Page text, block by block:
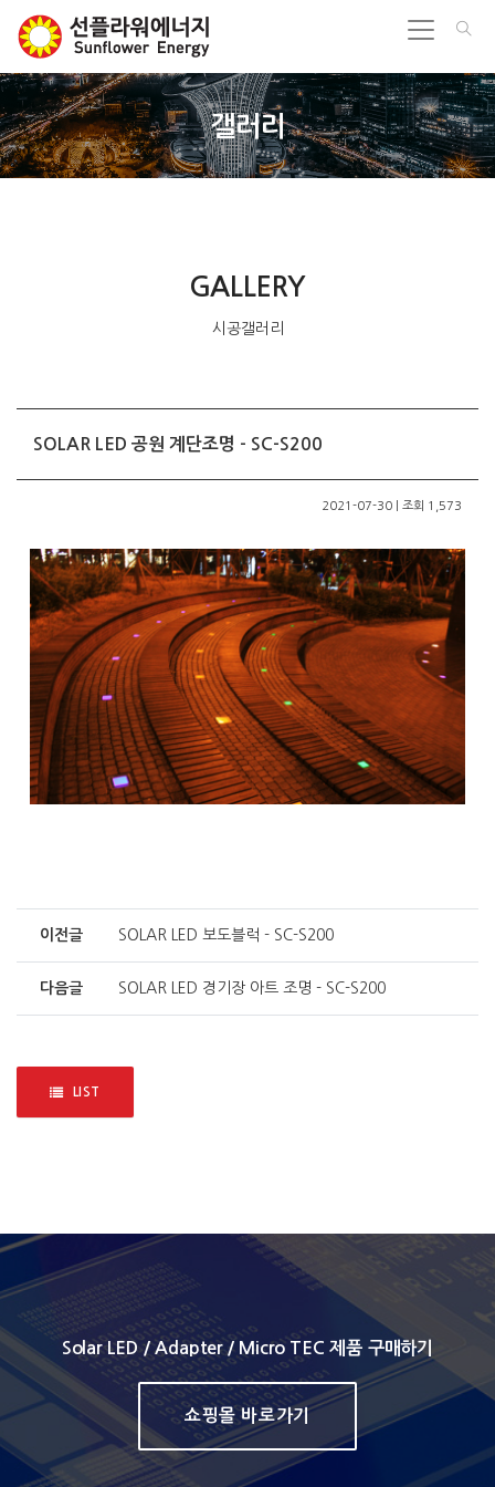
갤러리
GALLERY
시공갤러리
SOLAR LED 공원 계단조명 - SC-S200
2021-07-30 | 조회 1,573
이전글 SOLAR LED 보도블럭 - SC-S200
다음글 SOLAR LED 경기장 아트 조명 - SC-S200
LIST
Solar LED / Adapter / Micro TEC 제품 구매하기
쇼핑몰 바로가기